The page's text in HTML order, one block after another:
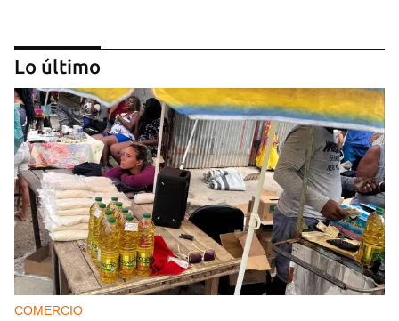
MÚSICA
Un público enamorado de Celia Cruz desafía la
censura en un homenaje en La Habana
Lo último
COMERCIO